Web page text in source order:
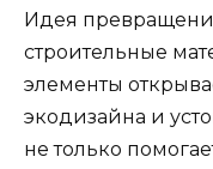
Идея
строительные
элементы
экодизайна и
не только